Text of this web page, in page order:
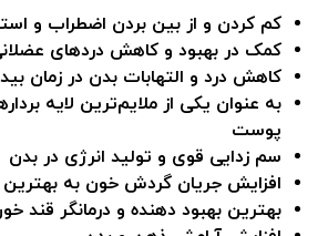
کم کردن و از بین بردن اضطراب و
کمک در بهبود و کاهش دردهای
کاهش درد و التهابات بدن در زمان
به عنوان یکی از ملایم‌ترین لایه
پوست
سم زدایی قوی و تولید انرژی در بدن
افزایش جریان گردش خون به
بهترین بهبود دهنده و درمانگر قند